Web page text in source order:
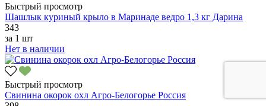
Быстрый просмотр
Шашлык куриный крыло в Маринаде ведро 1,3 кг Дарина
343
за 1 шт
Нет в наличии
Быстрый просмотр
Свинина окорок охл Агро-Белогорье Россия